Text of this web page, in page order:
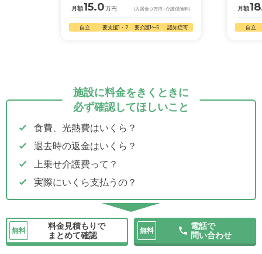
月額15.0万円 (入居金0万円 +介護保険料)
自立 要支援1・2 要介護1〜5 認知症可
月額
自立
施設に料金をきくときに
必ず確認してほしいこと
食費、光熱費はいくら？
退去時の返金はいくら？
上乗せ介護費って？
実際にいくら支払うの？
無料
料金見積もりで
まとめて確認
無料
電話で
問い合わせ